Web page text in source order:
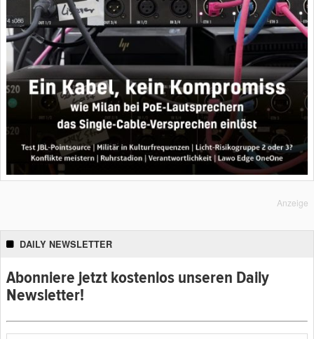
Anzeige
DAILY NEWSLETTER
Abonniere jetzt kostenlos unseren Daily
Newsletter!